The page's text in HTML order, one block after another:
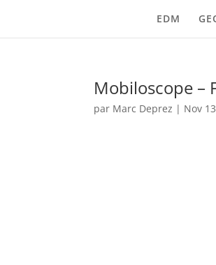
EDM
Mobiloscope –
par Marc Deprez | Nov